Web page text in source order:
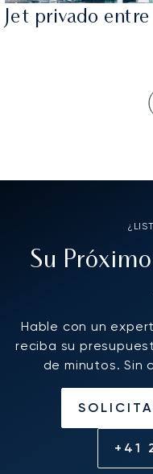
Jet privado
Su
Hable con un
reciba su
de minutos. Sin
+41